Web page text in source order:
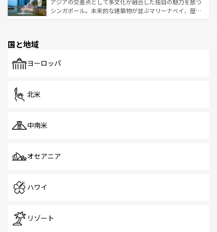
た文化、そして多様な観光資源が、訪れる旅人を魅了し続
うな絶景から文化的な体験まで、香港を存分に楽しみ尽く
アジアの交差点として多文化が融合した独自の魅力を放つ
シンガポール。未来的な建築物が並ぶマリーナベイ、歴史
で、ホーカーズは地元の風情を楽しめる外せないスポット
国と地域
ヨーロッパ
北米
中南米
オセアニア
ハワイ
リゾート